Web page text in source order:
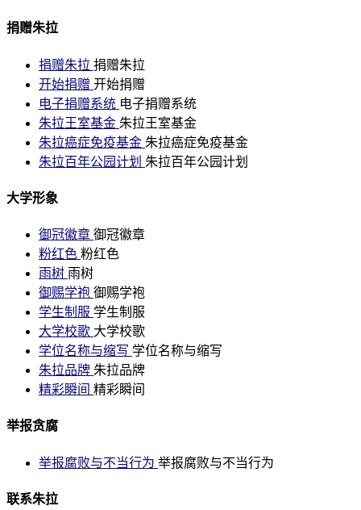
捐赠朱拉
捐赠朱拉 捐赠朱拉
开始捐赠 开始捐赠
电子捐赠系统 电子捐赠系统
朱拉王室基金 朱拉王室基金
朱拉癌症免疫基金 朱拉癌症免疫基金
朱拉百年公园计划 朱拉百年公园计划
大学形象
御冠徽章 御冠徽章
粉红色 粉红色
雨树 雨树
御赐学袍 御赐学袍
学生制服 学生制服
大学校歌 大学校歌
学位名称与缩写 学位名称与缩写
朱拉品牌 朱拉品牌
精彩瞬间 精彩瞬间
举报贪腐
举报腐败与不当行为 举报腐败与不当行为
联系朱拉